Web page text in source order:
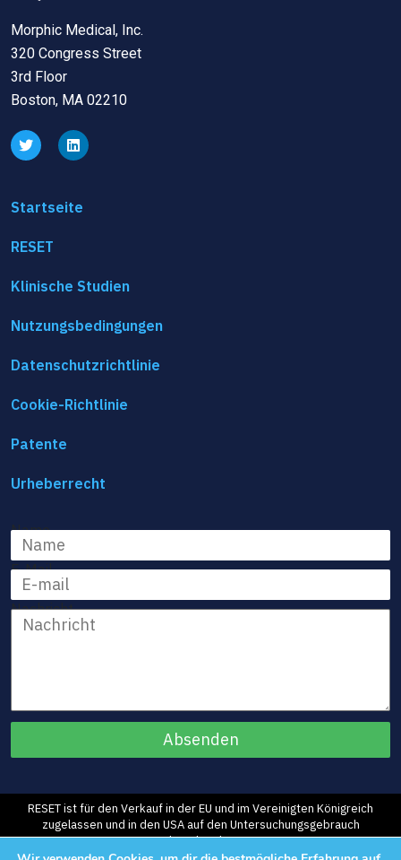
Morphic Medical, Inc.
320 Congress Street
3rd Floor
Boston, MA 02210
Startseite
RESET
Klinische Studien
Nutzungsbedingungen
Datenschutzrichtlinie
Cookie-Richtlinie
Patente
Urheberrecht
Name
E-Mail
Nachricht
RESET ist für den Verkauf in der EU und im Vereinigten Königreich
zugelassen und in den USA auf den Untersuchungsgebrauch
beschränkt.
©2026 Morphic Medical, Inc. Alle Rechte vorbehalten.